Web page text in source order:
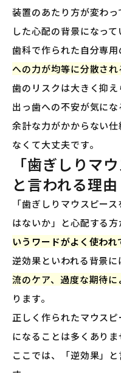
装置のあたり方が変わ
した心配の背景になって
歯科で作られた自分専用
への力が均等に分散さ
歯のリスクは大きく抑え
出っ歯への不安が気に
余計な力がかからない
なくて大丈夫です。
「歯ぎしりマ
と言われる理由
「歯ぎしりマウスピー
はないか」と心配する
いうワードがよく使われ
逆効果といわれる背景に
流のケア、過度な期待に
ります。
正しく作られたマウス
になることは多くありま
ここでは、「逆効果」